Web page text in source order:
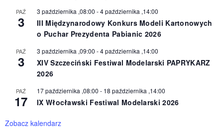
PAŹ
3
3 października ,08:00 -4 października ,14:00
III Międzynarodowy Konkurs Modeli Kartonowych
o Puchar Prezydenta Pabianic 2026
PAŹ
3
3 października ,09:00 -4 października ,14:00
XIV Szczeciński Festiwal Modelarski PAPRYKARZ
2026
PAŹ
17
17 października ,08:00 - 18 października ,14:00
IX Włocławski Festiwal Modelarski 2026
Zobacz kalendarz